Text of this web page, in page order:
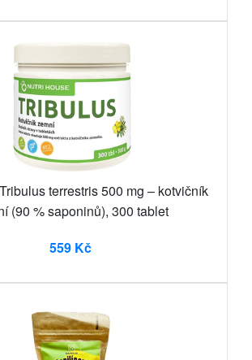
terrestris 500 mg – kotvičník
(90 % saponinů), 300 tablet
559 Kč